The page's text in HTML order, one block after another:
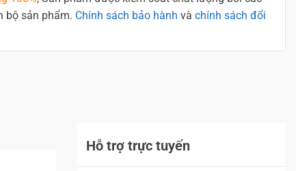
bộ sản phẩm. Chính sách bảo hành và chính sách đổi
Hỗ trợ trực tuyến